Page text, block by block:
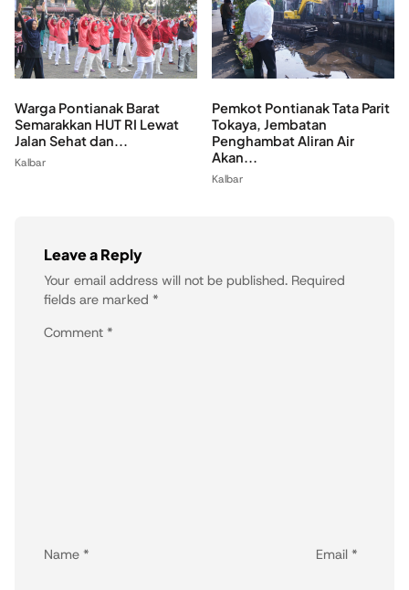
Warga Pontianak Barat
Semarakkan HUT RI Lewat
Jalan Sehat dan...
Kalbar
Pemkot Pontianak Tata Parit
Tokaya, Jembatan
Penghambat Aliran Air
Akan...
Kalbar
Leave a Reply
Your email address will not be published. Required
fields are marked *
Comment *
Name * Email *